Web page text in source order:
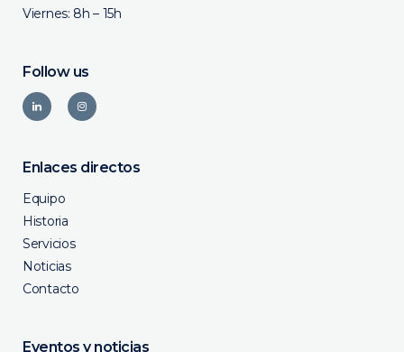
Viernes: 8h – 15h
Follow us
Enlaces directos
Equipo
Historia
Servicios
Noticias
Contacto
Eventos y noticias